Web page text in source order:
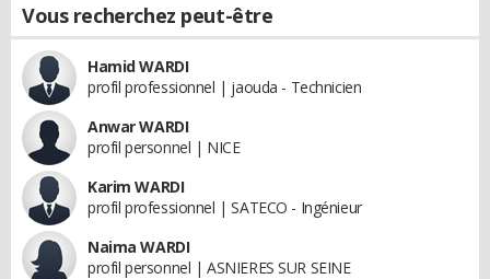
Vous recherchez peut-être
Hamid WARDI
profil professionnel | jaouda - Technicien
Anwar WARDI
profil personnel | NICE
Karim WARDI
profil professionnel | SATECO - Ingénieur
Naima WARDI
profil personnel | ASNIERES SUR SEINE